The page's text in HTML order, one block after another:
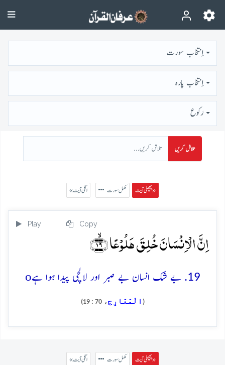
اِنتخاب سورت
اِنتخاب پارہ
رُكوع
تلاش کریں
پچھلی آیت » مکمل سورت « اگلی آیت
Play Copy
اِنَّ الۡاِنۡسَانَ خُلِقَ ہَلُوۡعًا ﴿ۙ۱۹﴾
19. بے شک انسان بے صبر اور لالچی پیدا ہوا ہے o
( الْمَعَارِج ، 70 : 19)
پچھلی آیت » مکمل سورت « اگلی آیت